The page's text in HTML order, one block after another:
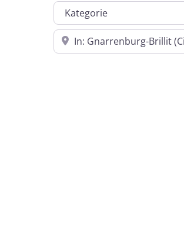
Grundschule
Kategorie
In der Nähe